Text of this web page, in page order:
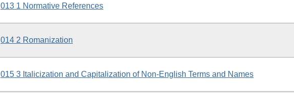
013 1 Normative References
014 2 Romanization
015 3 Italicization and Capitalization of Non-English Terms and Names